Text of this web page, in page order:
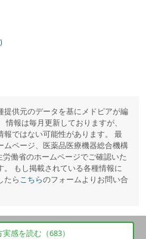
提供元のデータを基にメドピアが編
報は毎月更新しておりますが、
報ではない可能性があります。 最
ムページ、医薬品医療機器総合機構
働省のホームページでご確認いた
もし掲載されている各種情報に
たらこちらのフォームよりお問い合
感を読む（683）